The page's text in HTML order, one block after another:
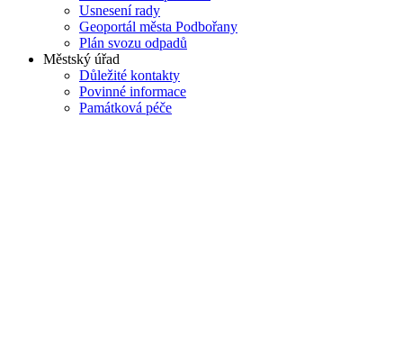
Usnesení rady
Geoportál města Podbořany
Plán svozu odpadů
Městský úřad
Důležité kontakty
Povinné informace
Památková péče